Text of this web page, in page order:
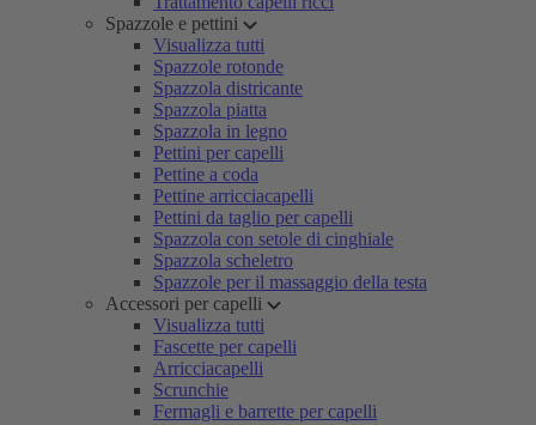
Spazzole e pettini
Visualizza tutti
Spazzole rotonde
Spazzola districante
Spazzola piatta
Spazzola in legno
Pettini per capelli
Pettine a coda
Pettine arricciacapelli
Pettini da taglio per capelli
Spazzola con setole di cinghiale
Spazzola scheletro
Spazzole per il massaggio della testa
Accessori per capelli
Visualizza tutti
Fascette per capelli
Arricciacapelli
Scrunchie
Fermagli e barrette per capelli